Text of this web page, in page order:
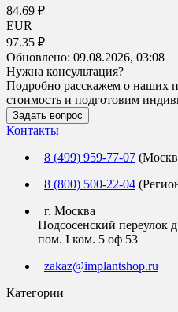
84.69 ₽
EUR
97.35 ₽
Обновлено: 09.08.2026, 03:08
Нужна консультация?
Подробно расскажем о наших
стоимость и подготовим
Задать вопрос
Контакты
8 (499) 959-77-07
8 (800) 500-22-04
г. Москва
Подсосенский переулок
пом. I ком. 5 оф 53
zakaz@implantshop.ru
Категории